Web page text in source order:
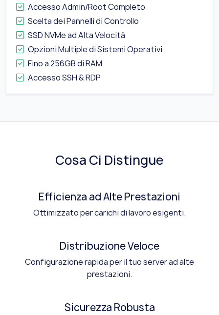
Accesso Admin/Root Completo
Scelta dei Pannelli di Controllo
SSD NVMe ad Alta Velocità
Opzioni Multiple di Sistemi Operativi
Fino a 256GB di RAM
Accesso SSH & RDP
Cosa Ci Distingue
Efficienza ad Alte Prestazioni
Ottimizzato per carichi di lavoro esigenti.
Distribuzione Veloce
Configurazione rapida per il tuo server ad alte
prestazioni.
Sicurezza Robusta